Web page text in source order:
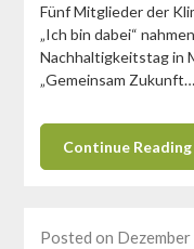
Fünf Mitglieder der
„Ich bin dabei“
Nachhaltigkeitstag in
„Gemeinsam Zukunft…
Continue Reading
Posted on